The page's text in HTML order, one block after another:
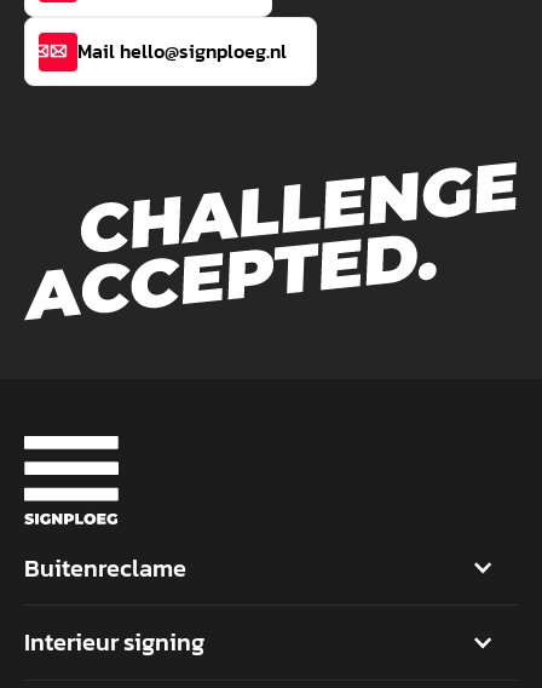
Mail hello@signploeg.nl
Buitenreclame
Interieur signing